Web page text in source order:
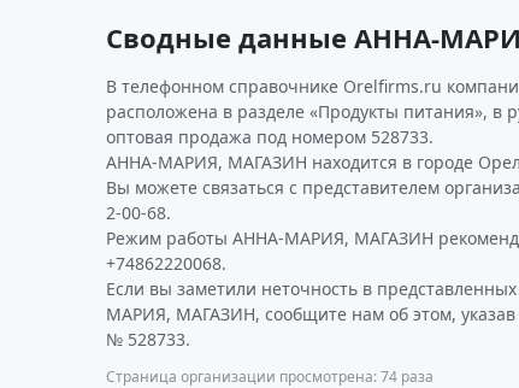
Сводные данные АННА-
В телефонном справочнике Orelfirms.ru
расположена в разделе «Продукты питания», в
оптовая продажа под номером 528733.
АННА-МАРИЯ, МАГАЗИН находится в городе
Вы можете связаться с представителем
2-00-68.
Режим работы АННА-МАРИЯ, МАГАЗИН
+74862220068.
Если вы заметили неточность в
МАРИЯ, МАГАЗИН, сообщите нам об этом,
№ 528733.
Страница организации просмотрена: 74 раза